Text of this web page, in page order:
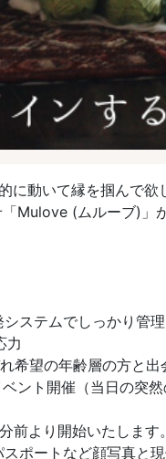
に動いて縁を掴んで欲
Mulove (ムルーブ)」
ステムでしっかり管理
力
希望の年齢層の方と出
ント開催（当日の突
前より開始いたします。
ポートなど顔写真と